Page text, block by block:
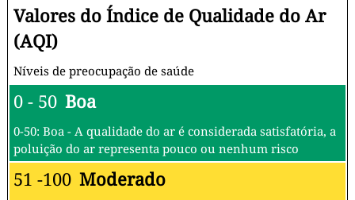
Valores do Índice de Qualidade do Ar
(AQI)
Níveis de preocupação de saúde
0 - 50 Boa
0-50: Boa - A qualidade do ar é considerada satisfatória, a
poluição do ar representa pouco ou nenhum risco
51 -100 Moderado